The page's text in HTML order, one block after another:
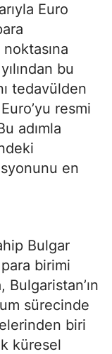
Euro
bu
tedavülden
resmi
adımla
en
Bulgar
birimi
sürecinde
biri
küresel